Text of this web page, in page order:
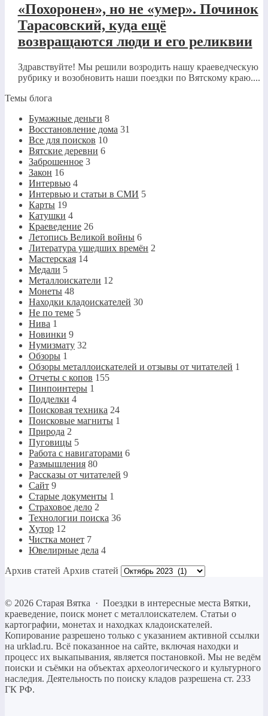
«Похоронен», но не «умер». Починок
Тарасовский, куда ещё
возвращаются люди и его реликвии
Здравствуйте! Мы решили возродить нашу краеведческую
рубрику и возобновить наши поездки по Вятскому краю....
Темы блога
Бумажные деньги 8
Восстановление дома 31
Все для поисков 10
Вятские деревни 6
Заброшенное 3
Закон 16
Интервью 4
Интервью и статьи в СМИ 5
Карты 19
Катушки 4
Краеведение 26
Летопись Великой войны 6
Литература ушедших времён 2
Мастерская 14
Медали 5
Металлоискатели 12
Монеты 48
Находки кладоискателей 30
Не по теме 5
Нива 1
Новинки 9
Нумизмату 32
Обзоры 1
Обзоры металлоискателей и отзывы от читателей 1
Отчеты с копов 155
Пинпоинтеры 1
Подделки 4
Поисковая техника 24
Поисковые магниты 1
Природа 2
Пуговицы 5
Работа с навигаторами 6
Размышления 80
Рассказы от читателей 9
Сайт 9
Старые документы 1
Страховое дело 2
Технологии поиска 36
Хутор 12
Чистка монет 7
Ювелирные дела 4
Архив статей Архив статей
© 2026 Старая Вятка · Поездки в интересные места Вятки,
краеведение, поиск монет с металлоискателем. Статьи о
картографии, монетах и находках кладоискателей.
Копирование разрешено только c указанием активной ссылки
на urklad.ru. Всё показанное на сайте, включая находки и
процесс их выкапывания, является постановкой. Мы не ведём
поиски и съёмки на объектах археологического и культурного
наследия. Деятельность по поиску кладов разрешена ст. 233
ГК РФ.